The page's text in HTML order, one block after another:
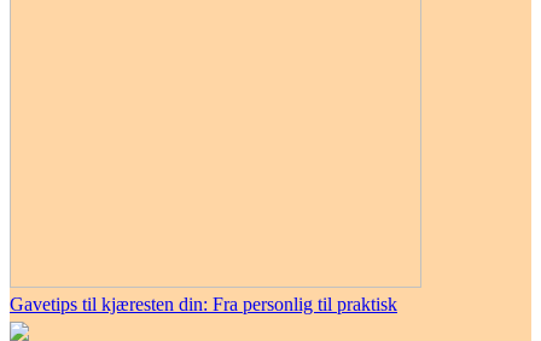
Gavetips til kjæresten din: Fra personlig til praktisk